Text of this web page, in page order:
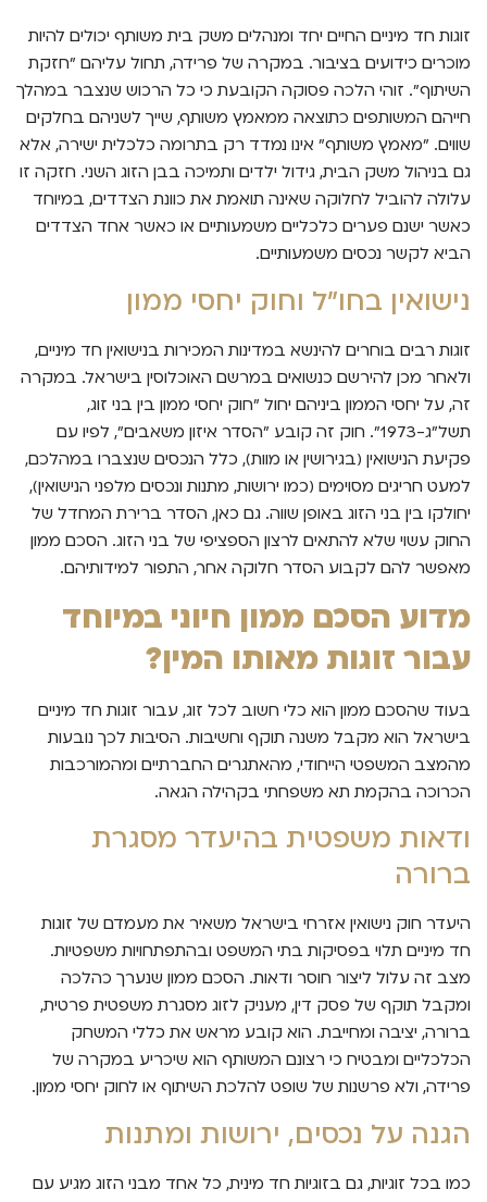
זוגות חד מיניים החיים יחד ומנהלים משק בית משותף יכולים להיות
מוכרים כידועים בציבור. במקרה של פרידה, תחול עליהם "חזקת
השיתוף". זוהי הלכה פסוקה הקובעת כי כל הרכוש שנצבר במהלך
חייהם המשותפים כתוצאה ממאמץ משותף, שייך לשניהם בחלקים
שווים. "מאמץ משותף" אינו נמדד רק בתרומה כלכלית ישירה, אלא
גם בניהול משק הבית, גידול ילדים ותמיכה בבן הזוג השני. חזקה זו
עלולה להוביל לחלוקה שאינה תואמת את כוונת הצדדים, במיוחד
כאשר ישנם פערים כלכליים משמעותיים או כאשר אחד הצדדים
הביא לקשר נכסים משמעותיים.
נישואין בחו"ל וחוק יחסי ממון
זוגות רבים בוחרים להינשא במדינות המכירות בנישואין חד מיניים,
ולאחר מכן להירשם כנשואים במרשם האוכלוסין בישראל. במקרה
זה, על יחסי הממון ביניהם יחול "חוק יחסי ממון בין בני זוג,
תשל"ג-1973". חוק זה קובע "הסדר איזון משאבים", לפיו עם
פקיעת הנישואין (בגירושין או מוות), כלל הנכסים שנצברו במהלכם,
למעט חריגים מסוימים (כמו ירושות, מתנות ונכסים מלפני הנישואין),
יחולקו בין בני הזוג באופן שווה. גם כאן, הסדר ברירת המחדל של
החוק עשוי שלא להתאים לרצון הספציפי של בני הזוג. הסכם ממון
מאפשר להם לקבוע הסדר חלוקה אחר, התפור למידותיהם.
מדוע הסכם ממון חיוני במיוחד
עבור זוגות מאותו המין?
בעוד שהסכם ממון הוא כלי חשוב לכל זוג, עבור זוגות חד מיניים
בישראל הוא מקבל משנה תוקף וחשיבות. הסיבות לכך נובעות
מהמצב המשפטי הייחודי, מהאתגרים החברתיים ומהמורכבות
הכרוכה בהקמת תא משפחתי בקהילה הגאה.
ודאות משפטית בהיעדר מסגרת
ברורה
היעדר חוק נישואין אזרחי בישראל משאיר את מעמדם של זוגות
חד מיניים תלוי בפסיקות בתי המשפט ובהתפתחויות משפטיות.
מצב זה עלול ליצור חוסר ודאות. הסכם ממון שנערך כהלכה
ומקבל תוקף של פסק דין, מעניק לזוג מסגרת משפטית פרטית,
ברורה, יציבה ומחייבת. הוא קובע מראש את כללי המשחק
הכלכליים ומבטיח כי רצונם המשותף הוא שיכריע במקרה של
פרידה, ולא פרשנות של שופט להלכת השיתוף או לחוק יחסי ממון.
הגנה על נכסים, ירושות ומתנות
כמו בכל זוגיות, גם בזוגיות חד מינית, כל אחד מבני הזוג מגיע עם